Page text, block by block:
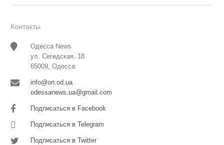
Контакты
Одесса News
ул. Сегедская, 18
65009, Одесса
info@on.od.ua
odessanews.ua@gmail.com
Подписаться в Facebook
Подписаться в Telegram
Подписаться в Twitter